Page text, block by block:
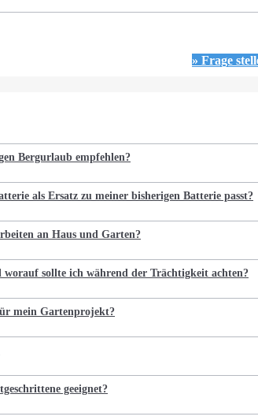
» Frage
Bergurlaub empfehlen?
als Ersatz zu meiner bisherigen Batterie passt?
an Haus und Garten?
sollte ich während der Trächtigkeit achten?
mein Gartenprojekt?
geeignet?